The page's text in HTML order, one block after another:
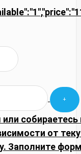
от
Заполните